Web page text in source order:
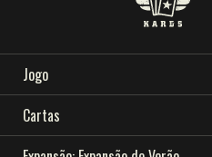
BAIXAR
COMUNIDADE
Jogo
O QUE É O KARDS
COMO JOGAR
Cartas
COLEÇÃO